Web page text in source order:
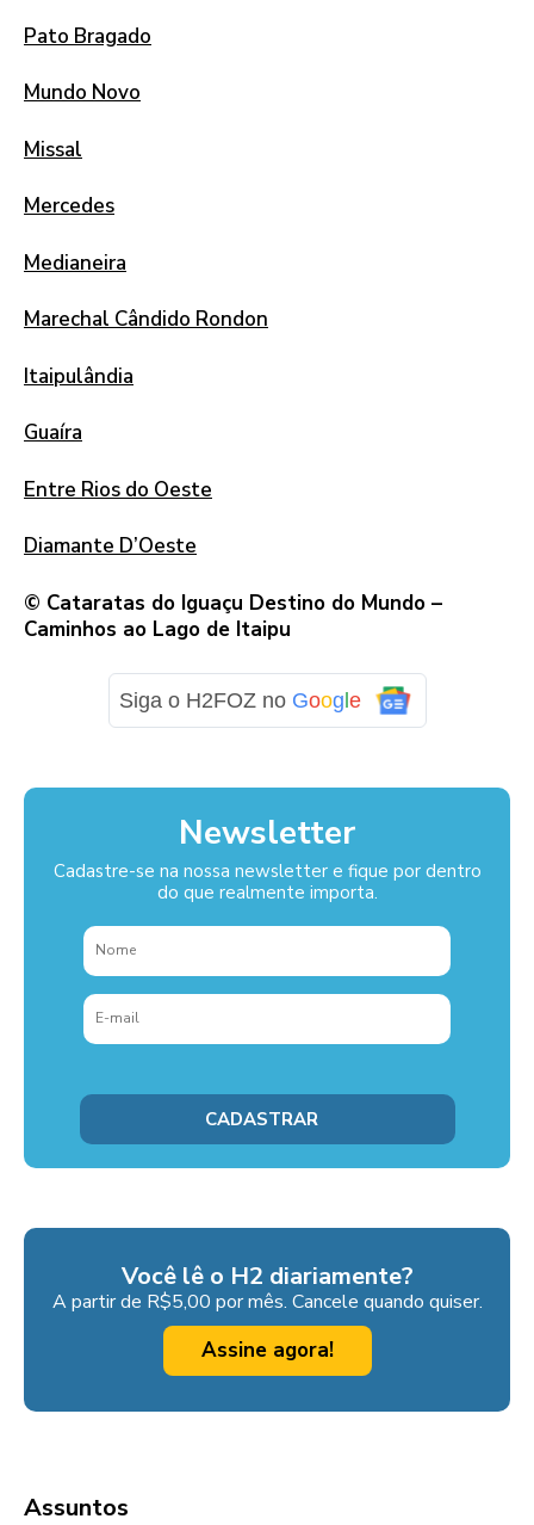
Pato Bragado
Mundo Novo
Missal
Mercedes
Medianeira
Marechal Cândido Rondon
Itaipulândia
Guaíra
Entre Rios do Oeste
Diamante D’Oeste
© Cataratas do Iguaçu Destino do Mundo –
Caminhos ao Lago de Itaipu
Siga o H2FOZ no Goog e
Newsletter
Cadastre-se na nossa newsletter e fique por dentro
do que realmente importa.
Você lê o H2 diariamente?
A partir de R$5,00 por mês. Cancele quando quiser.
Assine agora!
Assuntos